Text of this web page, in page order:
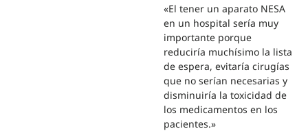
«El tener un aparato NESA
en un hospital sería muy
importante porque
reduciría muchísimo la lista
de espera, evitaría cirugías
que no serían necesarias y
disminuiría la toxicidad de
los medicamentos en los
pacientes.»